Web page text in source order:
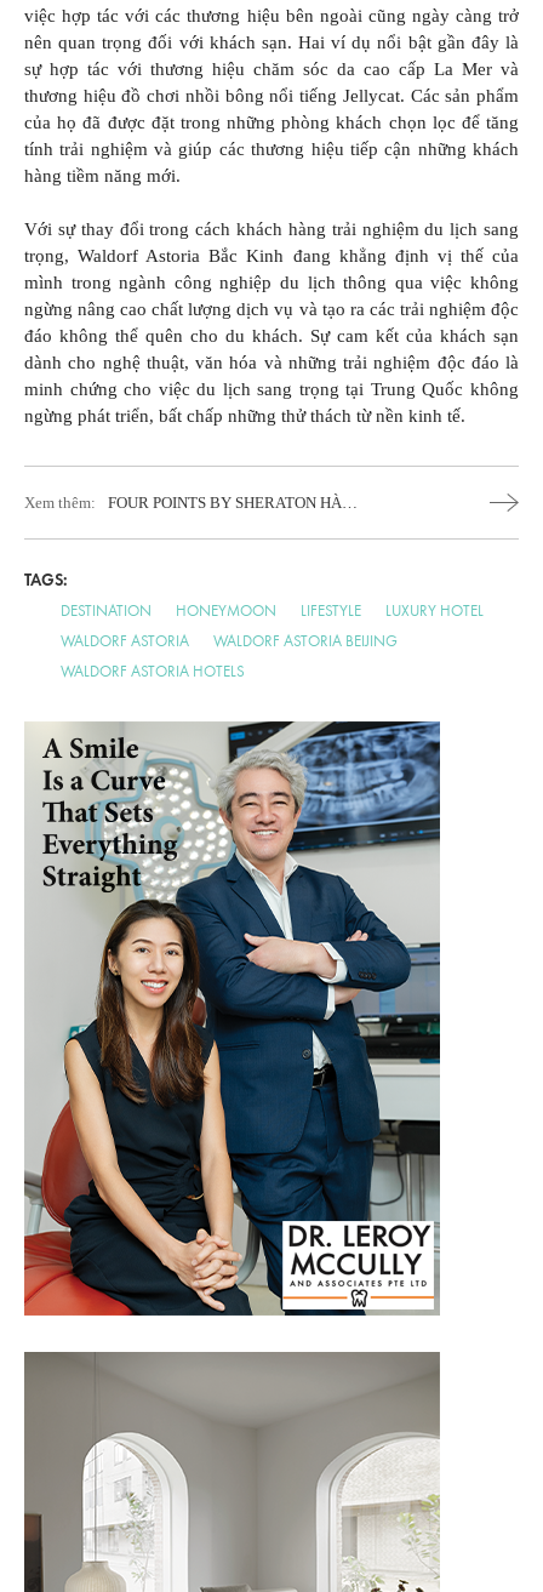
việc hợp tác với các thương hiệu bên ngoài cũng ngày càng trở
nên quan trọng đối với khách sạn. Hai ví dụ nổi bật gần đây là
sự hợp tác với thương hiệu chăm sóc da cao cấp La Mer và
thương hiệu đồ chơi nhồi bông nổi tiếng Jellycat. Các sản phẩm
của họ đã được đặt trong những phòng khách chọn lọc để tăng
tính trải nghiệm và giúp các thương hiệu tiếp cận những khách
hàng tiềm năng mới.
Với sự thay đổi trong cách khách hàng trải nghiệm du lịch sang
trọng, Waldorf Astoria Bắc Kinh đang khẳng định vị thế của
mình trong ngành công nghiệp du lịch thông qua việc không
ngừng nâng cao chất lượng dịch vụ và tạo ra các trải nghiệm độc
đáo không thể quên cho du khách. Sự cam kết của khách sạn
dành cho nghệ thuật, văn hóa và những trải nghiệm độc đáo là
minh chứng cho việc du lịch sang trọng tại Trung Quốc không
ngừng phát triển, bất chấp những thử thách từ nền kinh tế.
Xem thêm:
FOUR POINTS BY SHERATON HÀ
TAGS:
DESTINATION HONEYMOON LIFESTYLE
LUXURY HOTEL
WALDORF ASTORIA
WALDORF ASTORIA BEIJING
WALDORF ASTORIA HOTELS